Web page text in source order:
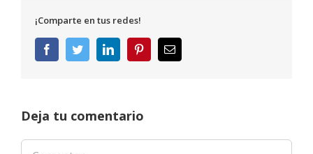
¡Comparte en tus redes!
FacebookTwitterLinkedInPinterestCorreo
electrónico
Deja tu comentario
Comentar